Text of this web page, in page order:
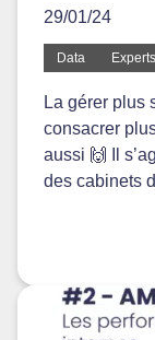
29/01/24
Data
La gérer plus
consacrer
aussi 🙌 Il
des cabinets